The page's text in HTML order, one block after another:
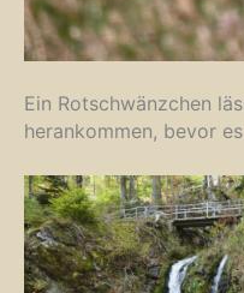
Ein Rotschwänzchen
herankommen, bevor